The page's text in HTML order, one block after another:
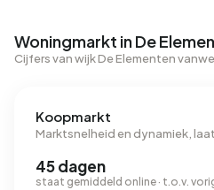
Woningmarkt in De
Cijfers van wijk De Elementen
Koopmarkt
Marktsnelheid en dynamiek,
45 dagen
staat gemiddeld online · t.o.v.